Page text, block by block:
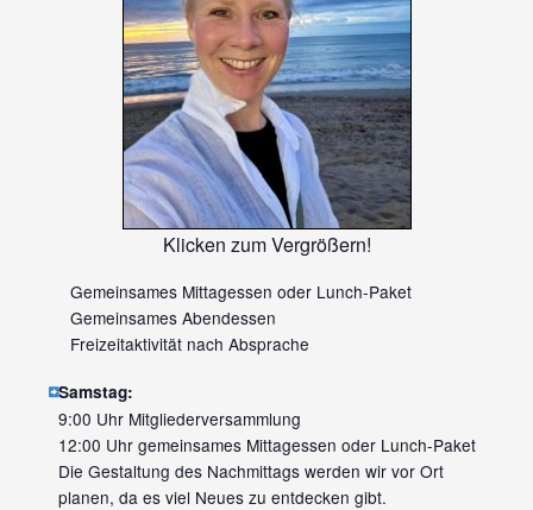
Klicken zum Vergrößern!
Gemeinsames Mittagessen oder Lunch-Paket
Gemeinsames Abendessen
Freizeitaktivität nach Absprache
Samstag:
9:00 Uhr Mitgliederversammlung
12:00 Uhr gemeinsames Mittagessen oder Lunch-Paket
Die Gestaltung des Nachmittags werden wir vor Ort
planen, da es viel Neues zu entdecken gibt.